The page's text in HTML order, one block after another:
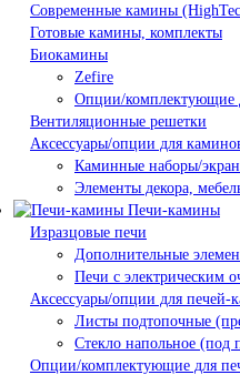
Современные камины
Готовые камины, комплекты
Биокамины
Zefire
Опции/комплектующие
Вентиляционные решетки
Аксессуары/опции для
Каминные наборы/
Элементы декора,
Печи-камины
Изразцовые печи
Дополнительные
Печи с электрическим
Аксессуары/опции для печей-
Листы подтопочные
Стекло напольное (под
Опции/комплектующие для